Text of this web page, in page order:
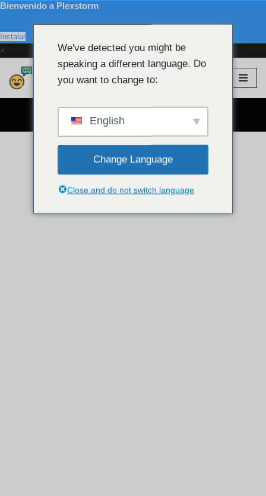
Bienvenido a Plexstorm
Instalar
×
saltar
Plexstorm 💖 Modelos VIP
CHAT POR CÁMARA WEB GRATIS 👉
We've detected you might be
speaking a different language. Do
you want to change to:
English
Change Language
Close and do not switch language